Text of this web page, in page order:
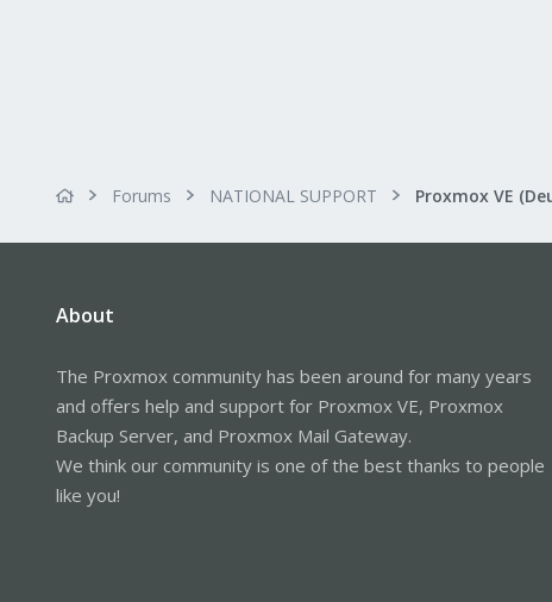
Forums NATIONAL SUPPORT Proxmox VE
About
The Proxmox community has been around for many years
and offers help and support for Proxmox VE, Proxmox
Backup Server, and Proxmox Mail Gateway.
We think our community is one of the best thanks to people
like you!